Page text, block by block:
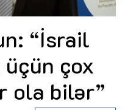
“İsrail
çox
ola bilər”